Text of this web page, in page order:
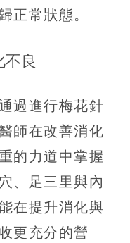
正常狀態。
良
過進行梅花針
師在改善消化
的力道中掌握
、足三里與內
在提升消化與
更充分的營